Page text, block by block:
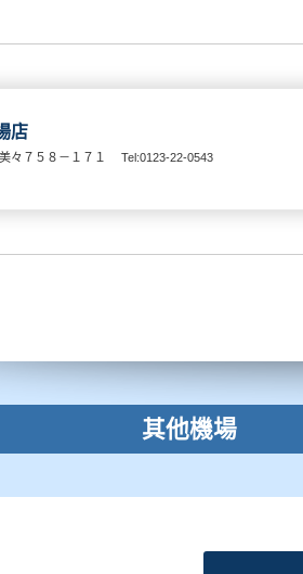
店
々７５８－１７１ Tel:0123-22-0543
其他機場